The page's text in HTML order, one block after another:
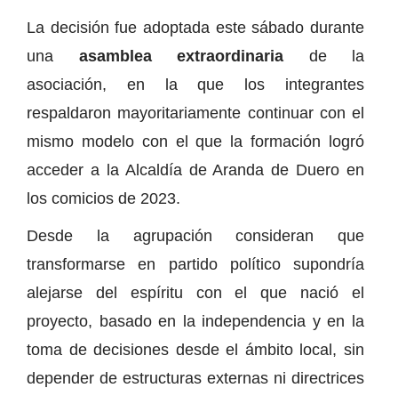
La decisión fue adoptada este sábado durante
una asamblea extraordinaria de la
asociación, en la que los integrantes
respaldaron mayoritariamente continuar con el
mismo modelo con el que la formación logró
acceder a la Alcaldía de Aranda de Duero en
los comicios de 2023.
Desde la agrupación consideran que
transformarse en partido político supondría
alejarse del espíritu con el que nació el
proyecto, basado en la independencia y en la
toma de decisiones desde el ámbito local, sin
depender de estructuras externas ni directrices